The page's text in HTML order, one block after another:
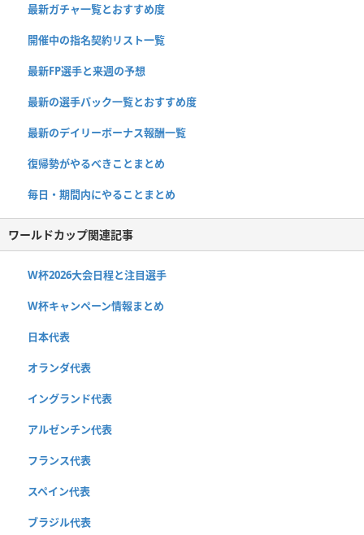
最新ガチャ一覧とおすすめ度
開催中の指名契約リスト一覧
最新FP選手と来週の予想
最新の選手パック一覧とおすすめ度
最新のデイリーボーナス報酬一覧
復帰勢がやるべきことまとめ
毎日・期間内にやることまとめ
ワールドカップ関連記事
W杯2026大会日程と注目選手
W杯キャンペーン情報まとめ
日本代表
オランダ代表
イングランド代表
アルゼンチン代表
フランス代表
スペイン代表
ブラジル代表